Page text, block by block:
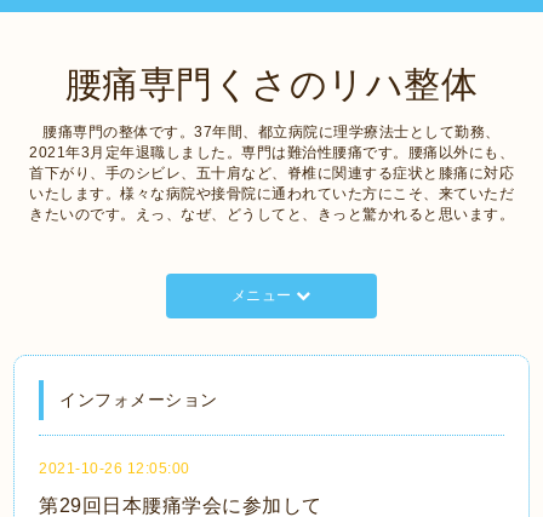
腰痛専門くさのリハ整体
腰痛専門の整体です。37年間、都立病院に理学療法士として勤務、
2021年3月定年退職しました。専門は難治性腰痛です。腰痛以外にも、
首下がり、手のシビレ、五十肩など、脊椎に関連する症状と膝痛に対応
いたします。様々な病院や接骨院に通われていた方にこそ、来ていただ
きたいのです。えっ、なぜ、どうしてと、きっと驚かれると思います。
メニュー
インフォメーション
2021-10-26 12:05:00
第29回日本腰痛学会に参加して